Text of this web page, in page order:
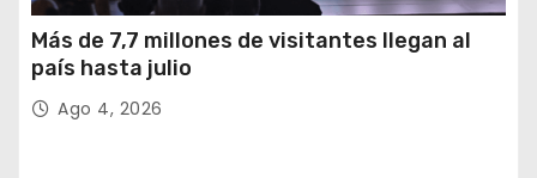
Más de 7,7 millones de visitantes llegan al
país hasta julio
Ago 4, 2026